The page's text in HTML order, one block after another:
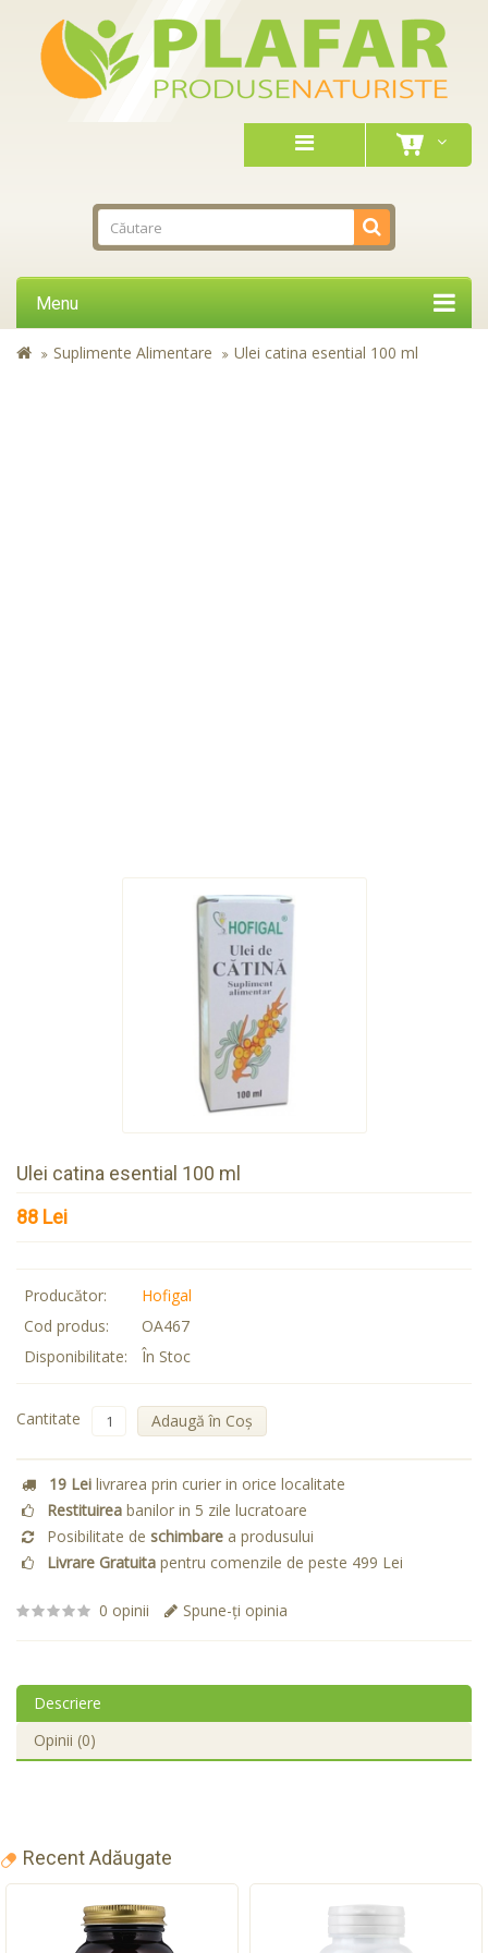
Menu
Suplimente Alimentare Ulei catina esential 100 ml
Ulei catina esential 100 ml
88 Lei
Producător:
Hofigal
Cod produs:
OA467
Disponibilitate:
În Stoc
Cantitate Adaugă în Coş
19 Lei livrarea prin curier in orice localitate
Restituirea banilor in 5 zile lucratoare
Posibilitate de schimbare a produsului
Livrare Gratuita pentru comenzile de peste 499 Lei
0 opinii Spune-ţi opinia
Descriere
Opinii (0)
Recent Adăugate